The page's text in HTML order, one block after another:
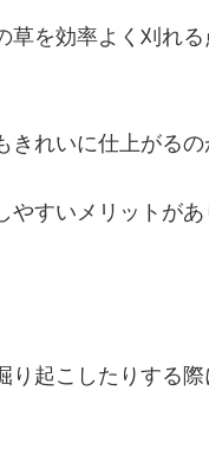
を効率よく刈れる
れいに仕上がるの
すいメリットが
起こしたりする